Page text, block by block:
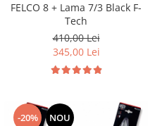
FELCO 8 + Lama 7/3 Black F-
Tech
410,00 Lei
345,00 Lei
-20% NOU